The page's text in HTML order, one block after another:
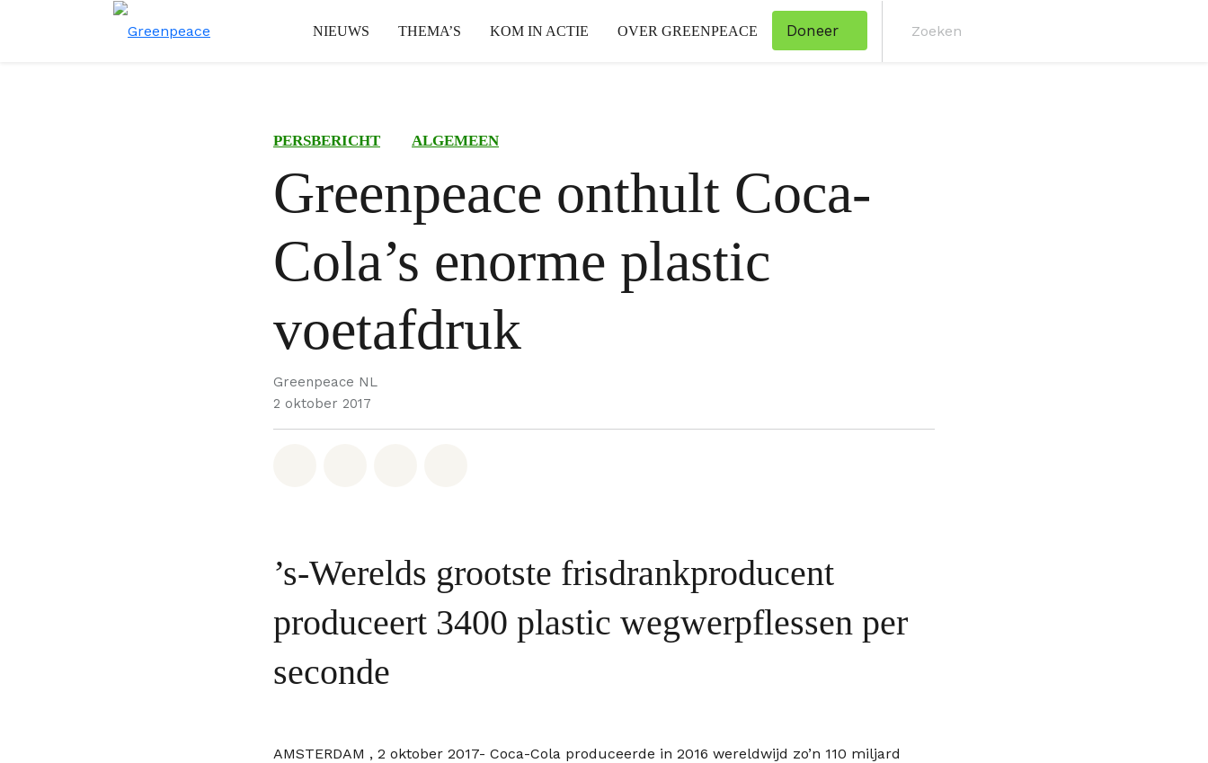
NIEUWS THEMA’S KOM IN ACTIE OVER GREENPEACE Doneer
PERSBERICHT ALGEMEEN
Greenpeace onthult Coca-
Cola’s enorme plastic
voetafdruk
Greenpeace NL
2 oktober 2017
’s-Werelds grootste frisdrankproducent
produceert 3400 plastic wegwerpflessen per
seconde
AMSTERDAM , 2 oktober 2017- Coca-Cola produceerde in 2016 wereldwijd zo’n 110 miljard